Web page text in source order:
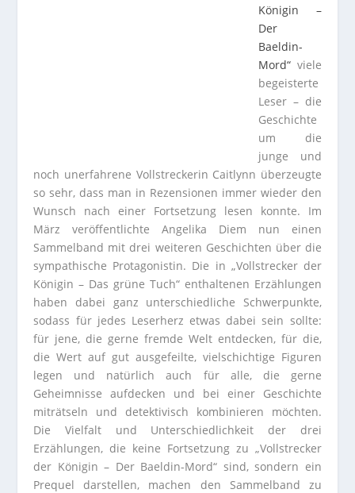
Königin –
Der
Baeldin-
Mord“ viele
begeisterte
Leser – die
Geschichte
um die
junge und
noch unerfahrene Vollstreckerin Caitlynn überzeugte
so sehr, dass man in Rezensionen immer wieder den
Wunsch nach einer Fortsetzung lesen konnte. Im
März veröffentlichte Angelika Diem nun einen
Sammelband mit drei weiteren Geschichten über die
sympathische Protagonistin. Die in „Vollstrecker der
Königin – Das grüne Tuch“ enthaltenen Erzählungen
haben dabei ganz unterschiedliche Schwerpunkte,
sodass für jedes Leserherz etwas dabei sein sollte:
für jene, die gerne fremde Welt entdecken, für die,
die Wert auf gut ausgefeilte, vielschichtige Figuren
legen und natürlich auch für alle, die gerne
Geheimnisse aufdecken und bei einer Geschichte
miträtseln und detektivisch kombinieren möchten.
Die Vielfalt und Unterschiedlichkeit der drei
Erzählungen, die keine Fortsetzung zu „Vollstrecker
der Königin – Der Baeldin-Mord“ sind, sondern ein
Prequel darstellen, machen den Sammelband zu